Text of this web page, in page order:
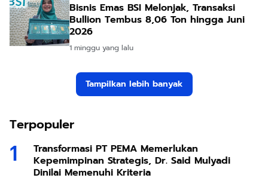
Bisnis Emas BSI Melonjak, Transaksi
Bullion Tembus 8,06 Ton hingga Juni
2026
1 minggu yang lalu
Tampilkan lebih banyak
Terpopuler
Transformasi PT PEMA Memerlukan
Kepemimpinan Strategis, Dr. Said Mulyadi
Dinilai Memenuhi Kriteria